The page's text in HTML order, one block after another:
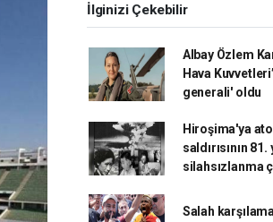
İlginizi Çekebilir
Albay Özlem
Hava
generali' oldu
Hiroşima'ya
saldırısının
silahsızlanma
Salah